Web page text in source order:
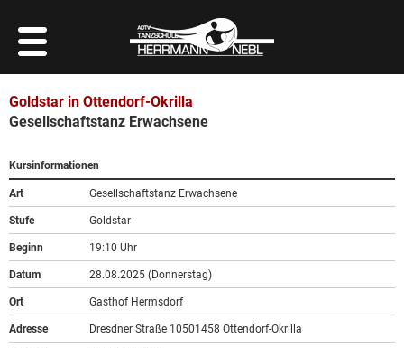
Goldstar in Ottendorf-Okrilla
Gesellschaftstanz Erwachsene
Kursinformationen
Art Gesellschaftstanz Erwachsene
Stufe Goldstar
Beginn 19:10 Uhr
Datum 28.08.2025 (Donnerstag)
Ort Gasthof Hermsdorf
Adresse Dresdner Straße 10501458 Ottendorf-Okrilla